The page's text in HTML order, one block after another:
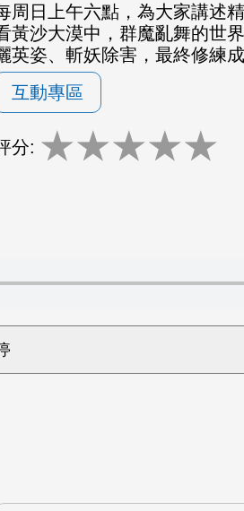
周日上午六點，為大家講述
黃沙大漠中，群魔亂舞的世
英姿、斬妖除害，最終修練成
互動專區
分: ★★★★★